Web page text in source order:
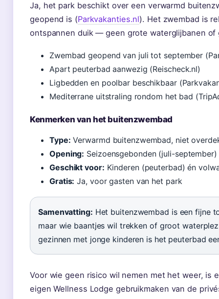
Ja, het park beschikt over een verwarmd
geopend is (Parkvakanties.nl). Het zwembad is
ontspannen duik — geen grote waterglijbanen of
Zwembad geopend van juli tot september
Apart peuterbad aanwezig (Reischeck.nl)
Ligbedden en poolbar beschikbaar
Mediterrane uitstraling rondom het bad
Kenmerken van het buitenzwembad
Type: Verwarmd buitenzwembad, niet
Opening: Seizoensgebonden (juli-
Geschikt voor: Kinderen (peuterbad) én
Gratis: Ja, voor gasten van het park
Samenvatting: Het buitenzwembad is een fijne
maar wie baantjes wil trekken of groot
gezinnen met jonge kinderen is het peuterbad
Voor wie geen risico wil nemen met het weer, is
eigen Wellness Lodge gebruikmaken van de